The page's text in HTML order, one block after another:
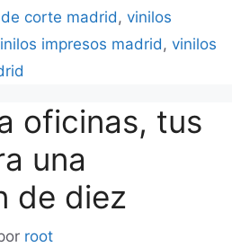
corte madrid , vinilos
impresos madrid , vinilos
oficinas, tus
una
de diez
root